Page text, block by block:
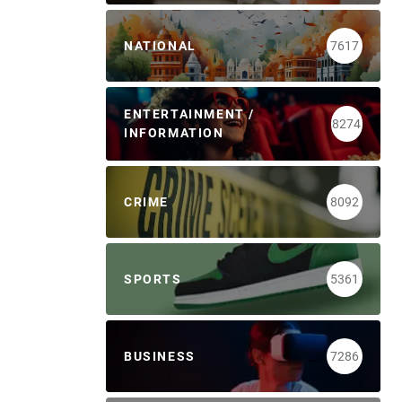
NATIONAL 7617
ENTERTAINMENT /
INFORMATION
8274
CRIME 8092
SPORTS 5361
BUSINESS 7286